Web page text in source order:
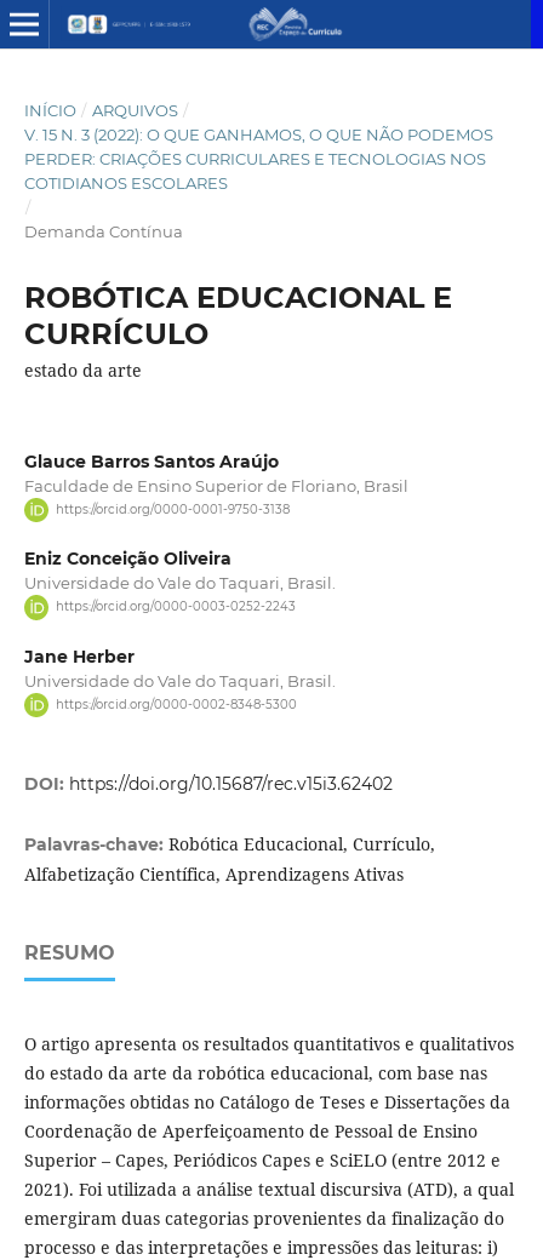
INÍCIO / ARQUIVOS /
V. 15 N. 3 (2022): O QUE GANHAMOS, O QUE NÃO PODEMOS
PERDER: CRIAÇÕES CURRICULARES E TECNOLOGIAS NOS
COTIDIANOS ESCOLARES
/
Demanda Contínua
ROBÓTICA EDUCACIONAL E
CURRÍCULO
estado da arte
Glauce Barros Santos Araújo
Faculdade de Ensino Superior de Floriano, Brasil
https://orcid.org/0000-0001-9750-3138
Eniz Conceição Oliveira
Universidade do Vale do Taquari, Brasil.
https://orcid.org/0000-0003-0252-2243
Jane Herber
Universidade do Vale do Taquari, Brasil.
https://orcid.org/0000-0002-8348-5300
DOI: https://doi.org/10.15687/rec.v15i3.62402
Palavras-chave: Robótica Educacional, Currículo,
Alfabetização Científica, Aprendizagens Ativas
RESUMO
O artigo apresenta os resultados quantitativos e qualitativos
do estado da arte da robótica educacional, com base nas
informações obtidas no Catálogo de Teses e Dissertações da
Coordenação de Aperfeiçoamento de Pessoal de Ensino
Superior – Capes, Periódicos Capes e SciELO (entre 2012 e
2021). Foi utilizada a análise textual discursiva (ATD), a qual
emergiram duas categorias provenientes da finalização do
processo e das interpretações e impressões das leituras: i)